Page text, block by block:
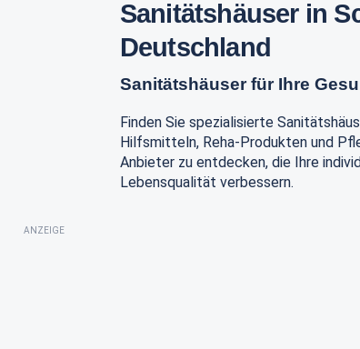
Sanitätshäuser in
Deutschland
Sanitätshäuser für Ihre
Finden Sie spezialisierte
Hilfsmitteln, Reha-Produkten und
Anbieter zu entdecken, die Ihre
Lebensqualität verbessern.
ANZEIGE